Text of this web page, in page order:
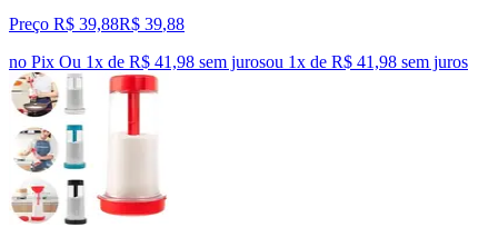
Preço R$ 39,88R$ 39,88
no Pix Ou 1x de R$ 41,98 sem jurosou 1x de R$ 41,98 sem juros